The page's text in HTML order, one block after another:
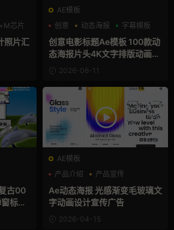
芯片
照片汇
AE模板
创意
动态海报 字幕模板
创意电影标题Ae模板 100款动
态海报片头4K文字排版动画A
E模版2026-06-11
古00
标题
AE模板
产品介绍
产品宣传
产品展示
Ae动态海报 光感渐变毛玻璃文
字动画设计宣传广告
2026-04-15